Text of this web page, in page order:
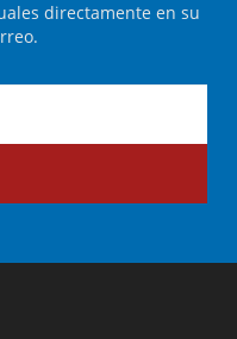
directamente en su